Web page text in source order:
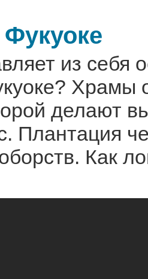
из себя
Храмы
делают
Плантация
Как